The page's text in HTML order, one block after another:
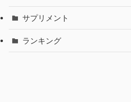
サプリメント
ランキング